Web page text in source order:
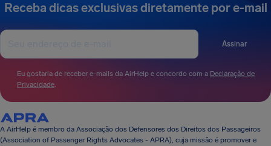
Receba dicas exclusivas diretamente por e-mail
Assinar
Eu gostaria de receber e-mails da AirHelp e concordo com a Declaração de
Privacidade.
A AirHelp é membro da Associação dos Defensores dos Direitos dos Passageiros
(Association of Passenger Rights Advocates - APRA), cuja missão é promover e